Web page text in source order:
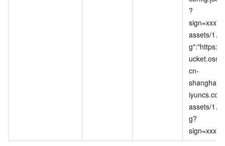
?
sign=xxx","
assets/1.jp
g":"https://b
ucket.oss-
cn-
shanghai.al
assets/1.jp
g?
sign=xxx"}